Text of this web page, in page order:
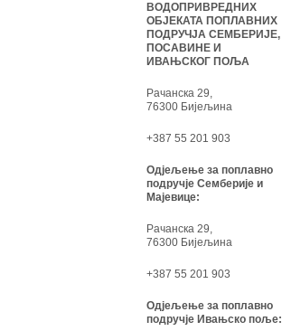
ВОДОПРИВРЕДНИХ
ОБЈЕКАТА ПОПЛАВНИХ
ПОДРУЧЈА СЕМБЕРИЈЕ,
ПОСАВИНЕ И
ИВАЊСКОГ ПОЉА
Рачанска 29,
76300 Бијељина
+387 55 201 903
Одјељење за поплавно
подручје Семберије и
Мајевице:
Рачанска 29,
76300 Бијељина
+387 55 201 903
Одјељење за поплавно
подручје Ивањско поље: